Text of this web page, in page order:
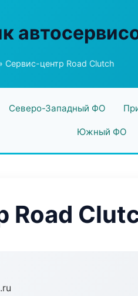
Сервис-центр Road Clutch
Северо-Западный ФО
Южный ФО
Road